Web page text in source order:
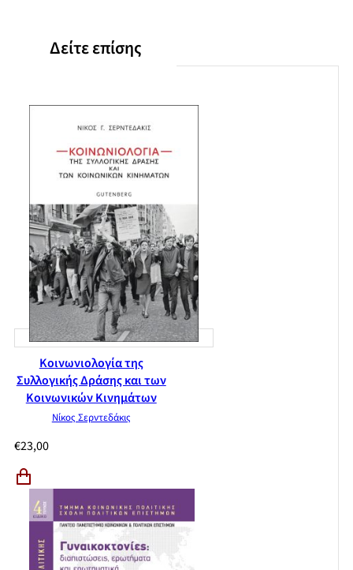
Δείτε επίσης
Κοινωνιολογία της
Συλλογικής Δράσης και των
Κοινωνικών Κινημάτων
Νίκος Σερντεδάκις
€23,00